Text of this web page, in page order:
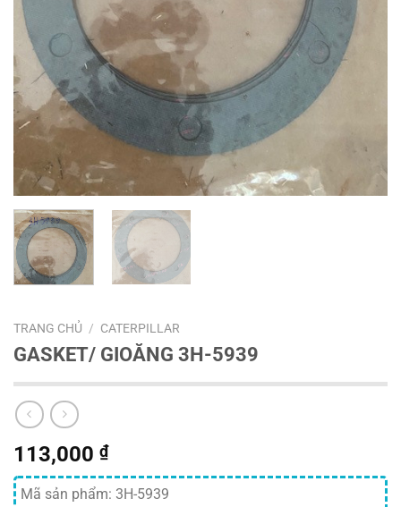
TRANG CHỦ / CATERPILLAR
GASKET/ GIOĂNG 3H-5939
113,000 ₫
Mã sản phẩm: 3H-5939